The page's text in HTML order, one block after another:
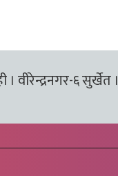
। वीरेन्द्रनगर-६ सुर्खेत ।